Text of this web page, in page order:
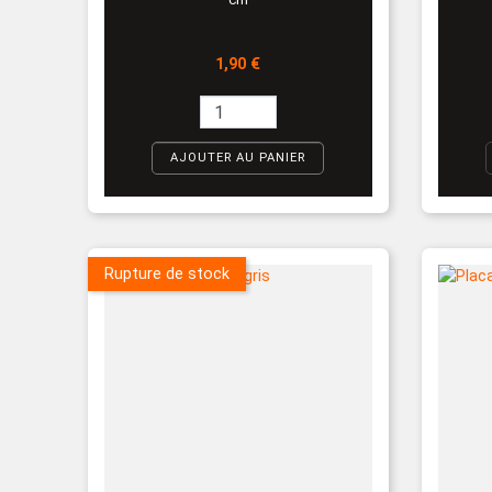
Prix
1,90 €
AJOUTER AU PANIER
Rupture de stock